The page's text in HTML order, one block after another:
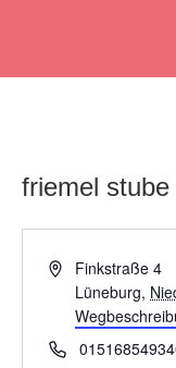
friemel stube
AdresseFinkstraße 4
Lüneburg,
Telefon